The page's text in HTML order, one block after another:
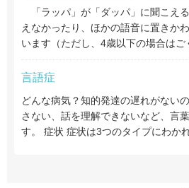
「ラッパ」が「ダッパ」に聞こえ
えなかったり、ほかの語音に置きか
います（ただし、4歳以下の場合はご
言語症
どんな病気？知的発達の遅れがない
さない、話を理解できないなど、言
す。 症状 症状は3つのタイプにわか